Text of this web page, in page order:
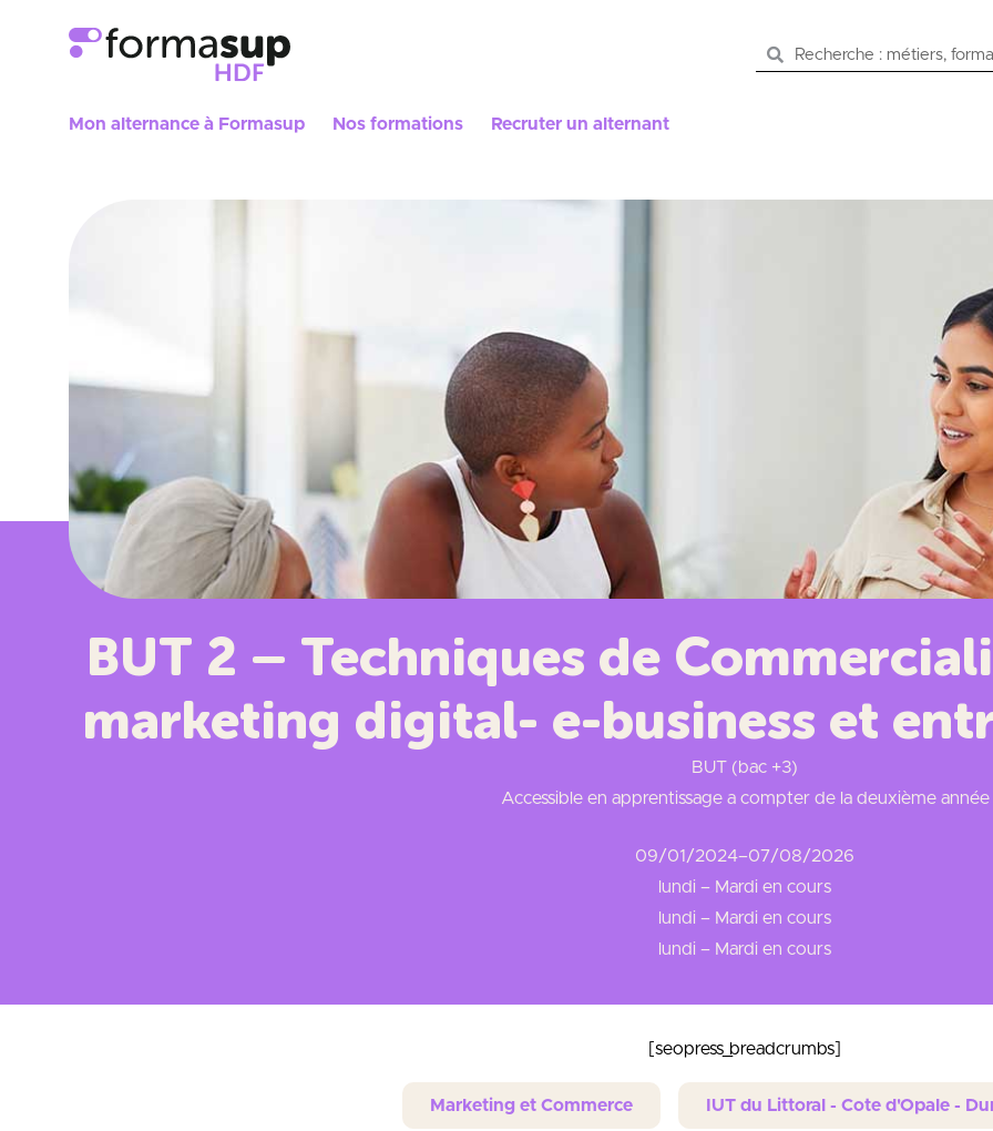
Mon alternance à Formasup Nos formations Recruter un alternant
BUT 2 – Techniques de
marketing digital- e-business et
BUT (bac +3)
Accessible en apprentissage a compter de la deuxième année
09/01/2024–07/08/2026
lundi – Mardi en cours
lundi – Mardi en cours
lundi – Mardi en cours
[seopress_breadcrumbs]
Marketing et Commerce IUT du Littoral - Cote d'Opale -